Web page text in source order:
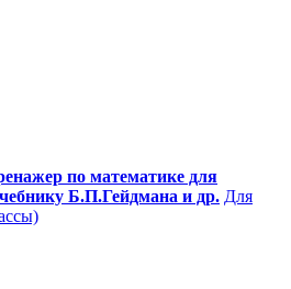
по математике для
Б.П.Гейдмана и др. Для